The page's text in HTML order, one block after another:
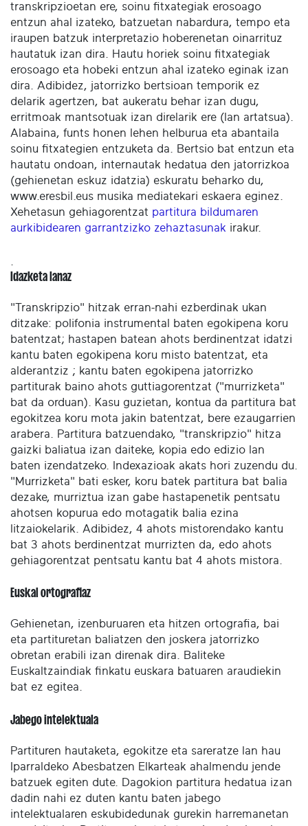
transkripzioetan ere, soinu fitxategiak erosoago
entzun ahal izateko, batzuetan nabardura, tempo eta
iraupen batzuk interpretazio hoberenetan oinarrituz
hautatuk izan dira. Hautu horiek soinu fitxategiak
erosoago eta hobeki entzun ahal izateko eginak izan
dira. Adibidez, jatorrizko bertsioan temporik ez
delarik agertzen, bat aukeratu behar izan dugu,
erritmoak mantsotuak izan direlarik ere (lan artatsua).
Alabaina, funts honen lehen helburua eta abantaila
soinu fitxategien entzuketa da. Bertsio bat entzun eta
hautatu ondoan, internautak hedatua den jatorrizkoa
(gehienetan eskuz idatzia) eskuratu beharko du,
www.eresbil.eus musika mediatekari eskaera eginez.
Xehetasun gehiagorentzat partitura bildumaren
aurkibidearen garrantzizko zehaztasunak irakur.
Idazketa lanaz
"Transkripzio" hitzak erran-nahi ezberdinak ukan
ditzake: polifonia instrumental baten egokipena koru
batentzat; hastapen batean ahots berdinentzat idatzi
kantu baten egokipena koru misto batentzat, eta
alderantziz ; kantu baten egokipena jatorrizko
partiturak baino ahots guttiagorentzat ("murrizketa"
bat da orduan). Kasu guzietan, kontua da partitura bat
egokitzea koru mota jakin batentzat, bere ezaugarrien
arabera. Partitura batzuendako, "transkripzio" hitza
gaizki baliatua izan daiteke, kopia edo edizio lan
baten izendatzeko. Indexazioak akats hori zuzendu du.
"Murrizketa" bati esker, koru batek partitura bat balia
dezake, murriztua izan gabe hastapenetik pentsatu
ahotsen kopurua edo motagatik balia ezina
litzaiokelarik. Adibidez, 4 ahots mistorendako kantu
bat 3 ahots berdinentzat murrizten da, edo ahots
gehiagorentzat pentsatu kantu bat 4 ahots mistora.
Euskal ortografiaz
Gehienetan, izenburuaren eta hitzen ortografia, bai
eta partituretan baliatzen den joskera jatorrizko
obretan erabili izan direnak dira. Baliteke
Euskaltzaindiak finkatu euskara batuaren araudiekin
bat ez egitea.
Jabego intelektuala
Partituren hautaketa, egokitze eta sareratze lan hau
Iparraldeko Abesbatzen Elkarteak ahalmendu jende
batzuek egiten dute. Dagokion partitura hedatua izan
dadin nahi ez duten kantu baten jabego
intelektualaren eskubidedunak gurekin harremanetan